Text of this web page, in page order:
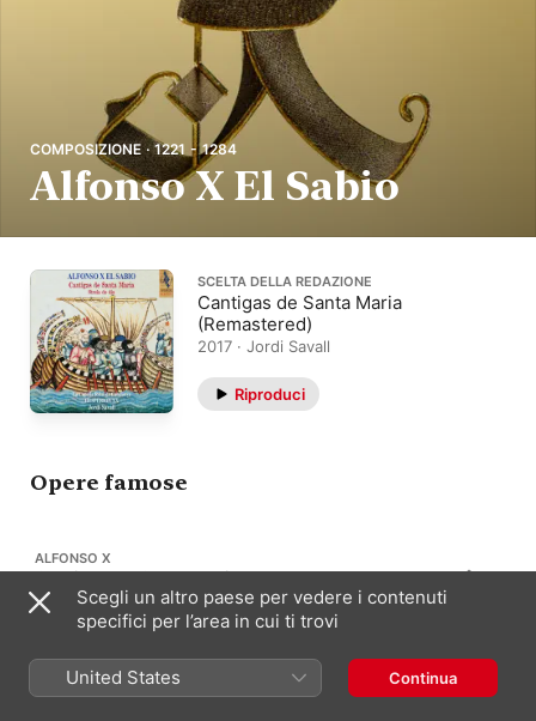
COMPOSIZIONE · 1221 - 1284
Alfonso X El Sabio
SCELTA DELLA REDAZIONE
Cantigas de Santa Maria
(Remastered)
2017 · Jordi Savall
Riproduci
Opere famose
ALFONSO X
Cantigas de Santa Maria
“Cantici di Santa Maria”
75
Scegli un altro paese per vedere i contenuti
specifici per l’area in cui ti trovi
United States Continua